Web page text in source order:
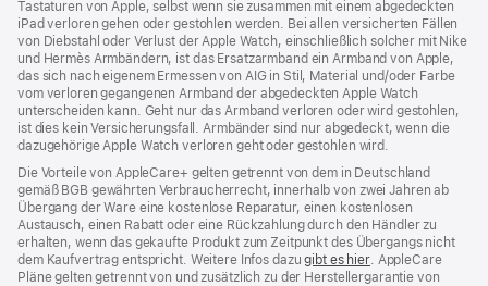
Tastaturen von Apple, selbst wenn sie zusammen mit einem abgedeckten
iPad verloren gehen oder gestohlen werden. Bei allen versicherten Fällen
von Diebstahl oder Verlust der Apple Watch, einschließlich solcher mit Nike
und Hermès Armbändern, ist das Ersatzarmband ein Armband von Apple,
das sich nach eigenem Ermessen von AIG in Stil, Material und/oder Farbe
vom verloren gegangenen Armband der abgedeckten Apple Watch
unterscheiden kann. Geht nur das Armband verloren oder wird gestohlen,
ist dies kein Versicherungsfall. Armbänder sind nur abgedeckt, wenn die
dazugehörige Apple Watch verloren geht oder gestohlen wird.
Die Vorteile von AppleCare+ gelten getrennt von dem in Deutschland
gemäß BGB gewährten Verbraucher­recht, inner­halb von zwei Jahren ab
Übergang der Ware eine kosten­lose Reparatur, einen kosten­losen
Austausch, einen Rabatt oder eine Rück­zahlung durch den Händler zu
erhalten, wenn das gekaufte Produkt zum Zeit­punkt des Übergangs nicht
dem Kauf­vertrag ent­spricht. Weitere Infos dazugibt es hier(Öffnet
ein
. AppleCare
Pläne gelten getrennt von und zu­sätz­lich zu der Hersteller­garantie von